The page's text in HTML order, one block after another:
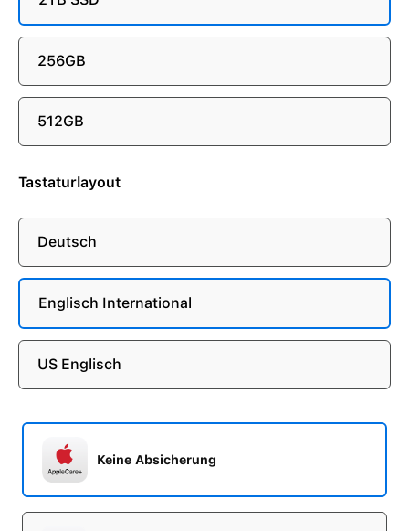
256GB
512GB
Tastaturlayout
Deutsch
Englisch International
US Englisch
Keine Absicherung